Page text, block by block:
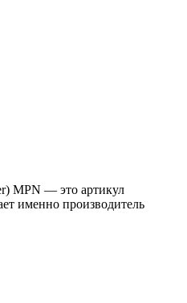
MPN — это артикул
именно производитель